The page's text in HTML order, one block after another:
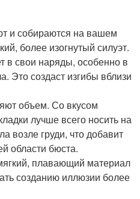
и собираются на вашем
более изогнутый силуэт.
в свои наряды, особенно в
Это создаст изгибы вблизи
объем. Со вкусом
лучше всего носить на
возле груди, что добавит
области бюста.
плавающий материал
созданию иллюзии более